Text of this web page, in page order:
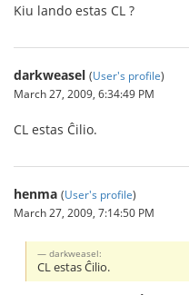
Kiu lando estas CL ?
darkweasel (User's profile)
March 27, 2009, 6:34:49 PM
CL estas Ĉilio.
henma (User's profile)
March 27, 2009, 7:14:50 PM
darkweasel:
CL estas Ĉilio.